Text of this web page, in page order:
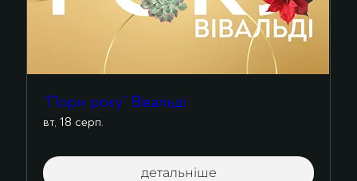
“Пори року” Вівальді
вт, 18 серп.
детальніше